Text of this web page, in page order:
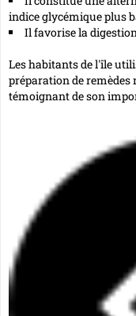
indice glycémique plus
Il favorise la
Les habitants de l'île
préparation de remèdes
témoignant de son